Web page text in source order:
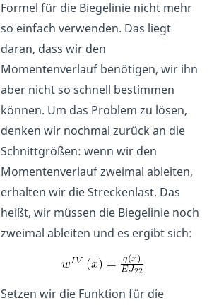
Formel für die Biegelinie nicht mehr
so einfach verwenden. Das liegt
daran, dass wir den
Momentenverlauf benötigen, wir ihn
aber nicht so schnell bestimmen
können. Um das Problem zu lösen,
denken wir nochmal zurück an die
Schnittgrößen: wenn wir den
Momentenverlauf zweimal ableiten,
erhalten wir die Streckenlast. Das
heißt, wir müssen die Biegelinie noch
zweimal ableiten und es ergibt sich:
Setzen wir die Funktion für die